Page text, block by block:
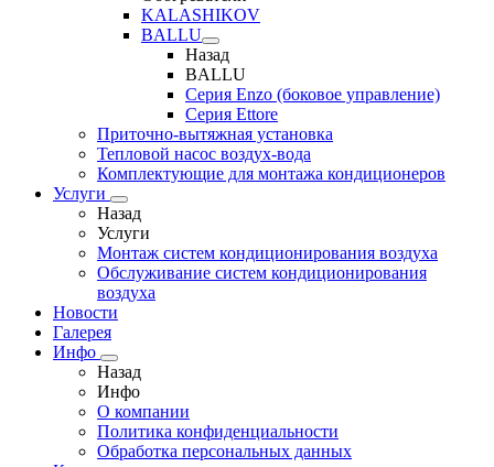
KALASHIKOV
BALLU
Назад
BALLU
Серия Enzo (боковое управление)
Серия Ettore
Приточно-вытяжная установка
Тепловой насос воздух-вода
Комплектующие для монтажа кондиционеров
Услуги
Назад
Услуги
Монтаж систем кондиционирования воздуха
Обслуживание систем кондиционирования
воздуха
Новости
Галерея
Инфо
Назад
Инфо
О компании
Политика конфиденциальности
Обработка персональных данных